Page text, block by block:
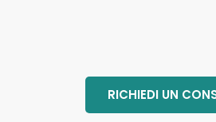
RICHIEDI UN